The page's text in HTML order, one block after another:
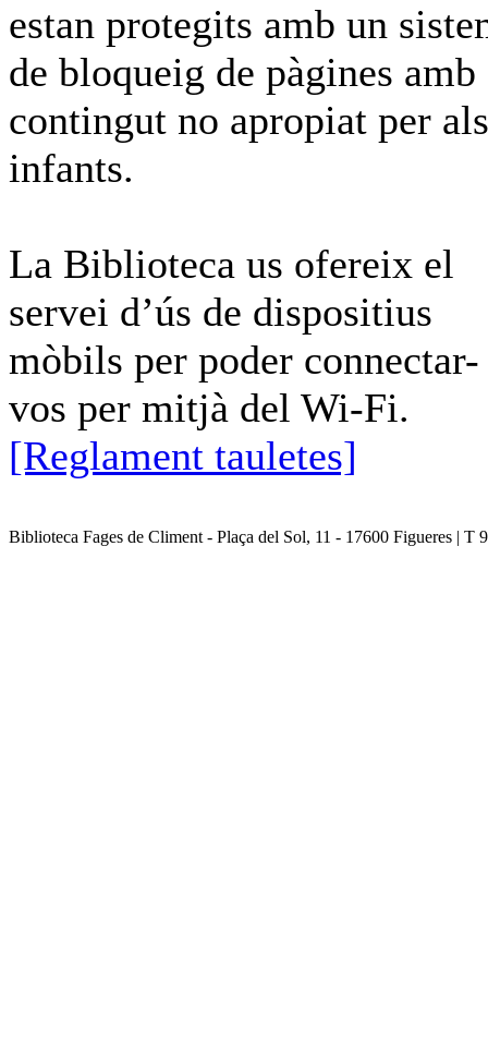
estan protegits amb un
de bloqueig de pàgines amb
contingut no apropiat per als
infants.
La Biblioteca us ofereix el
servei d’ús de dispositius
mòbils per poder connectar-
vos per mitjà del Wi-Fi.
[Reglament tauletes]
Biblioteca Fages de Climent - Plaça del Sol, 11 - 17600 Figueres |